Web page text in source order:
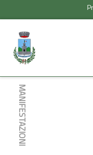
MANIFESTAZIONI